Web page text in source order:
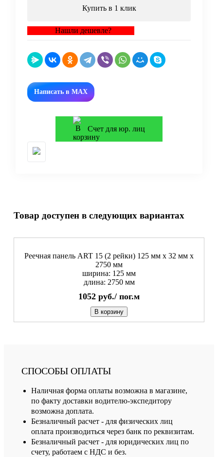
Купить в 1 клик
Нашли дешевле?
Написать в MAX
Счет для юр. лиц
Товар доступен в следующих вариантах
Реечная панель ART 15 (2 рейки) 125 мм х 32 мм х
2750 мм
ширина: 125 мм
длина: 2750 мм
1052 руб./ пог.м
В корзину
СПОСОБЫ ОПЛАТЫ
Наличная форма оплаты возможна в магазине,
по факту доставки водителю-экспедитору
возможна доплата.
Безналичный расчет - для физических лиц
оплата производиться через банк по реквизитам.
Безналичный расчет - для юридических лиц по
счету, работаем с НДС и без.